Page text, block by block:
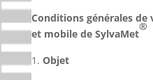
Conditions générales
et mobile de SylvaMet
®
Objet